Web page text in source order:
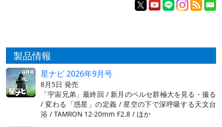
製品情報
星ナビ 2026年9月号
8月5日 発売
「宇宙兄弟」最終回 / 新月のペルセ群極大を見る・撮る
/ 変わる「惑星」の定義 / 星空の下で深呼吸する天文台
浴 / TAMRON 12-20mm F2.8 / ほか